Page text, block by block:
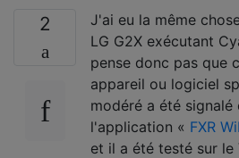
2
J'ai eu la même
LG G2X exécutant
pense donc pas que
appareil ou logiciel
modéré a été signalé
l'application « FXR
et il a été testé sur le